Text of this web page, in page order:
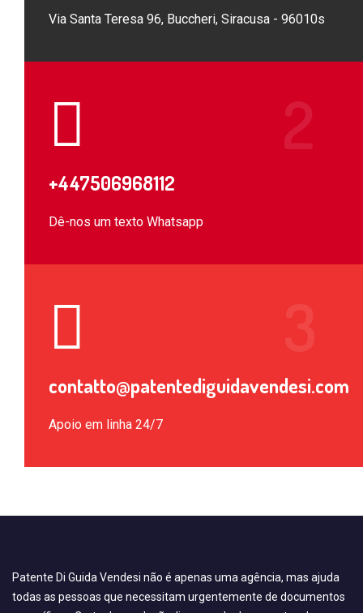
Via Santa Teresa 96, Buccheri, Siracusa - 96010s
+447506968112
Dê-nos um texto Whatsapp
contatto@patentediguidavendesi.com
Apoio em linha 24/7
Patente Di Guida Vendesi não é apenas uma agência, mas ajuda
todas as pessoas que necessitam urgentemente de documentos